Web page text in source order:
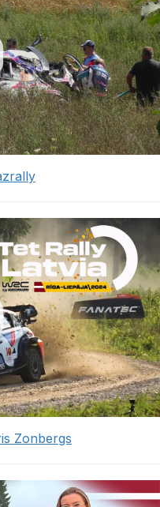
Zonbergs